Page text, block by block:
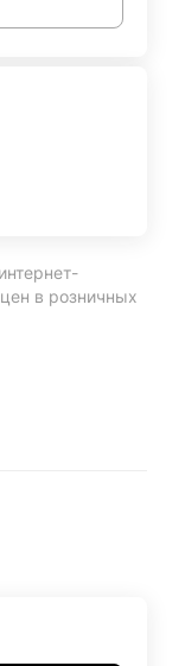
в розничных